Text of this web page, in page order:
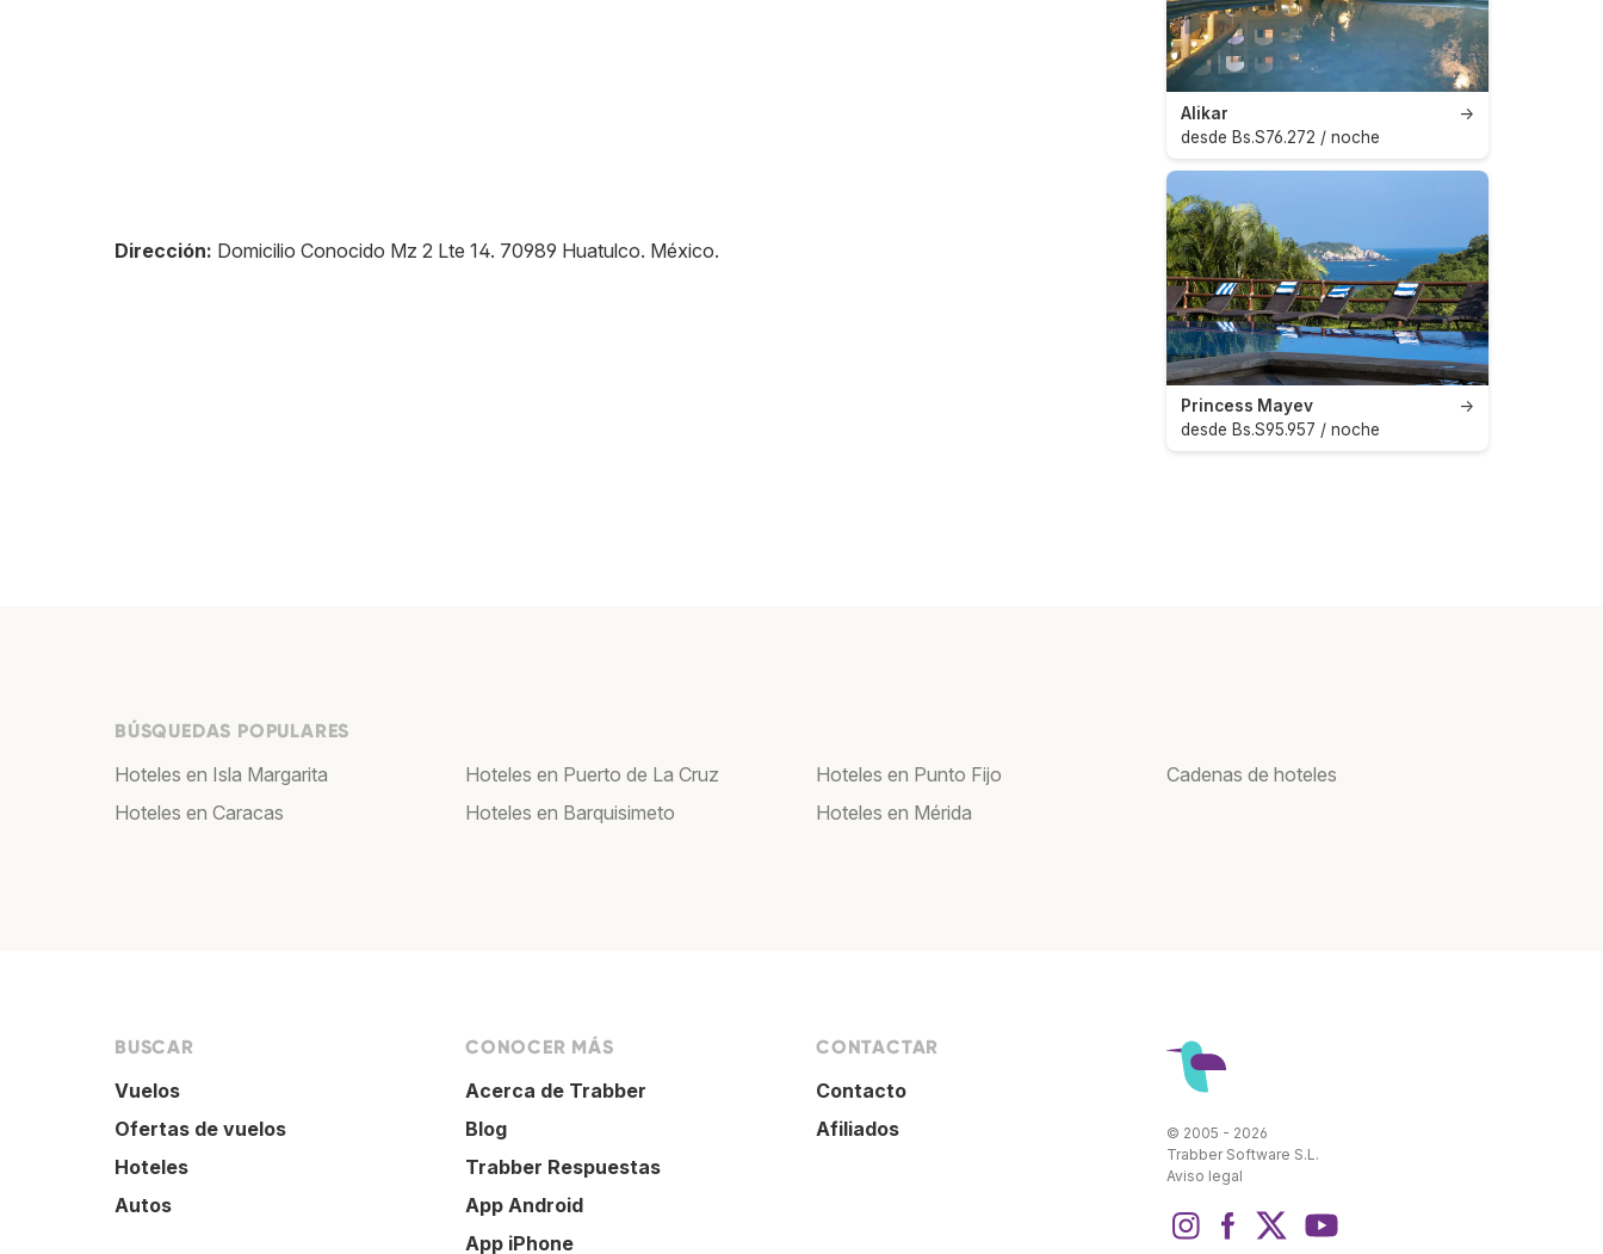
Dirección: Domicilio Conocido Mz 2 Lte 14. 70989 Huatulco. México.
→
Alikar
desde Bs.S76.272 / noche
→
Princess Mayev
desde Bs.S95.957 / noche
BÚSQUEDAS POPULARES
Hoteles en Isla Margarita
Hoteles en Caracas
Hoteles en Puerto de La Cruz
Hoteles en Barquisimeto
Hoteles en Punto Fijo
Hoteles en Mérida
Cadenas de hoteles
BUSCAR
Vuelos
Ofertas de vuelos
Hoteles
Autos
CONOCER MÁS
Acerca de Trabber
Blog
Trabber Respuestas
App Android
App iPhone
CONTACTAR
Contacto
Afiliados
© 2005 - 2026
Trabber Software S.L.
Aviso legal